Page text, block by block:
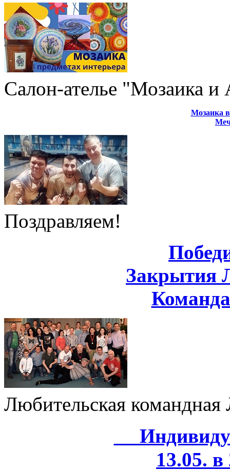
Салон-ателье "Мозаика
Мозаика в
Поздравляем!
Закрытия
Любительская
13.05.